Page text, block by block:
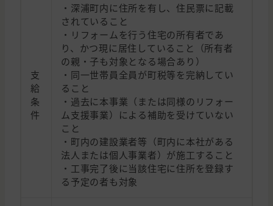
支
給
条
件
・深浦町内に住所を有し、住民票に記載
されていること
・リフォームを行う住宅の所有者であ
り、かつ現に居住していること（所有者
の親・子も対象となる場合あり）
・同一世帯員全員が町税等を完納してい
ること
・過去に本事業（または同様のリフォー
ム支援事業）による補助を受けていない
こと
・町内の建設業者等（町内に本社がある
法人または個人事業者）が施工すること
・工事完了後に当該住宅に住所を登録す
る予定の者も対象